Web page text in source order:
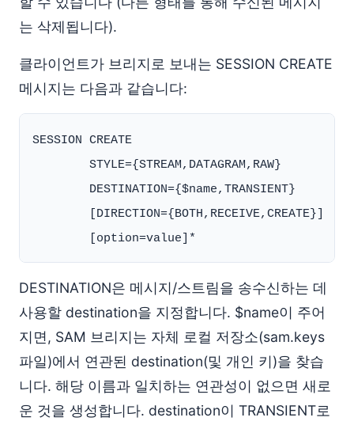
는 삭제됩니다).
클라이언트가 브리지로 보내는 SESSION CREATE
메시지는 다음과 같습니다:
SESSION CREATE
        STYLE={STREAM,DATAGRAM,RAW}
        DESTINATION={$name,TRANSIENT}
        [DIRECTION={BOTH,RECEIVE,CREATE}]
DESTINATION은 메시지/스트림을 송수신하는 데
사용할 destination을 지정합니다. $name이 주어
지면, SAM 브리지는 자체 로컬 저장소(sam.keys
파일)에서 연관된 destination(및 개인 키)을 찾습
니다. 해당 이름과 일치하는 연관성이 없으면 새로
운 것을 생성합니다. destination이 TRANSIENT로